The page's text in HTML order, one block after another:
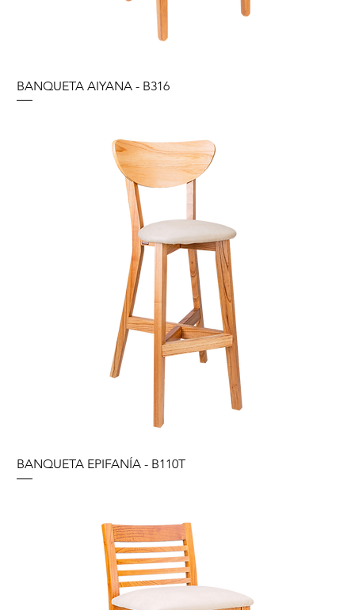
BANQUETA AIYANA - B316
BANQUETA EPIFANÍA - B110T